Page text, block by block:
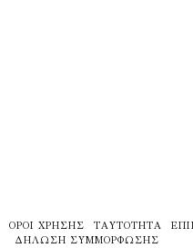
ΌΡΟΙ ΧΡΉΣΗΣ ΤΑΥΤΌΤΗΤΑ
ΔΉΛΩΣΗ ΣΥΜΜΌΡΦΩΣΗΣ